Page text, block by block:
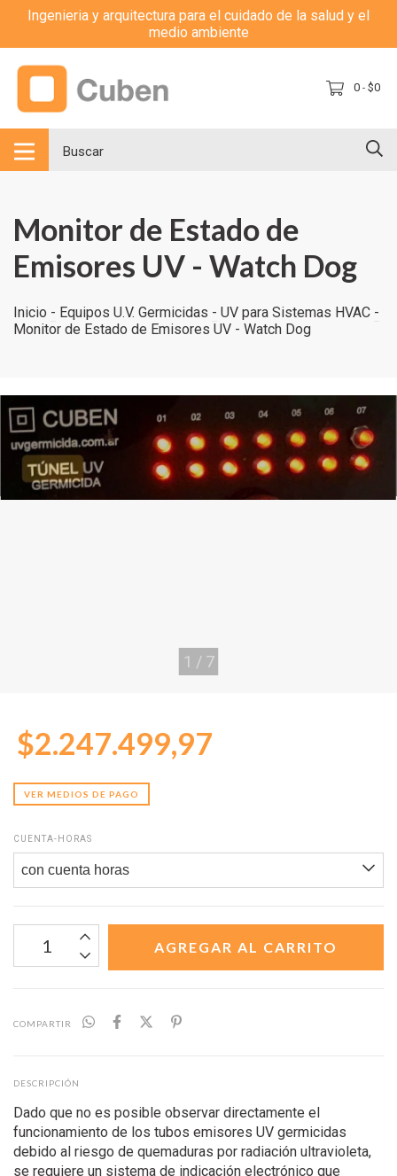
Ingenieria y arquitectura para el cuidado de la salud y el
medio ambiente
0 - $0
Monitor de Estado de
Emisores UV - Watch Dog
Inicio - Equipos U.V. Germicidas - UV para Sistemas HVAC -
Monitor de Estado de Emisores UV - Watch Dog
1 / 7
$2.247.499,97
VER MEDIOS DE PAGO
CUENTA-HORAS
COMPARTIR
DESCRIPCIÓN
Dado que no es posible observar directamente el
funcionamiento de los tubos emisores UV germicidas
debido al riesgo de quemaduras por radiación ultravioleta,
se requiere un sistema de indicación electrónico que